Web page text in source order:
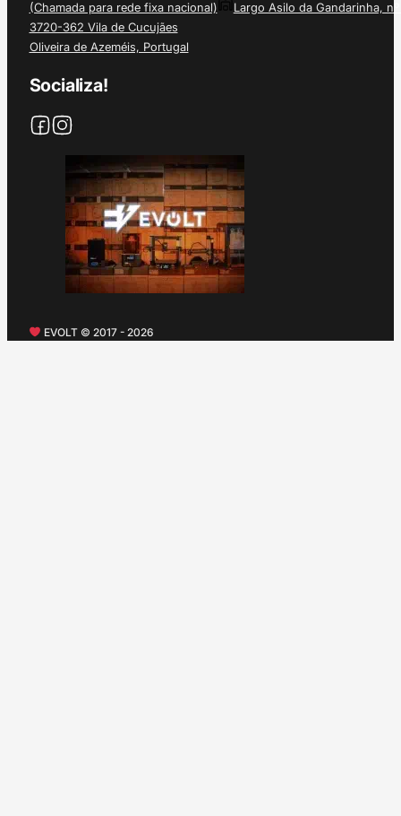
(Chamada para rede fixa nacional)
Largo Asilo da Gandarinha, nº
3720-362 Vila de Cucujães
Oliveira de Azeméis, Portugal
Socializa!
EVOLT © 2017 - 2026